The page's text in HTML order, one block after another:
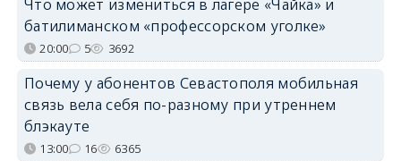
Что может измениться в лагере «Чайка» и
батилиманском «профессорском уголке»
20:00 5 3692
Почему у абонентов Севастополя мобильная
связь вела себя по-разному при утреннем
блэкауте
13:00 16 6365